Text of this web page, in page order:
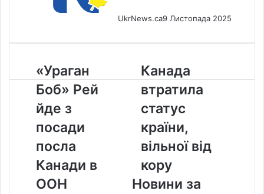
UkrNews.ca9 Листопада 2025
«Ураган
Боб»
Рей
йде
з
посади
Канади
в
ООН
«Ураган
Боб» Рей
йде з
посади
посла
Канади в
ООН
Канада
втратила
статус
країни,
вільної
від
кору
Канада
втратила
статус
країни,
вільної від
кору
Новини за